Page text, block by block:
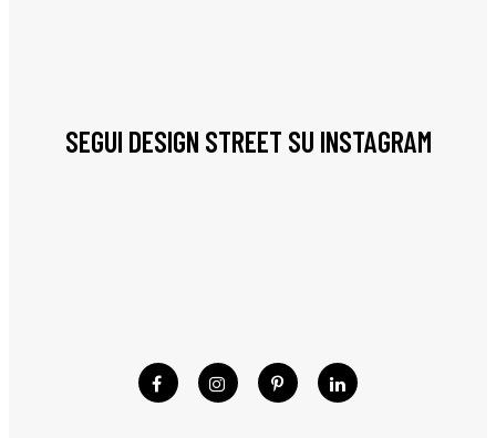
SEGUI DESIGN STREET SU INSTAGRAM